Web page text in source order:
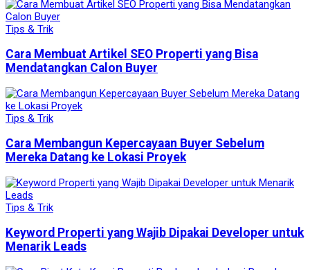
Tips & Trik
Cara Membuat Artikel SEO Properti yang Bisa
Mendatangkan Calon Buyer
Tips & Trik
Cara Membangun Kepercayaan Buyer Sebelum
Mereka Datang ke Lokasi Proyek
Tips & Trik
Keyword Properti yang Wajib Dipakai Developer untuk
Menarik Leads